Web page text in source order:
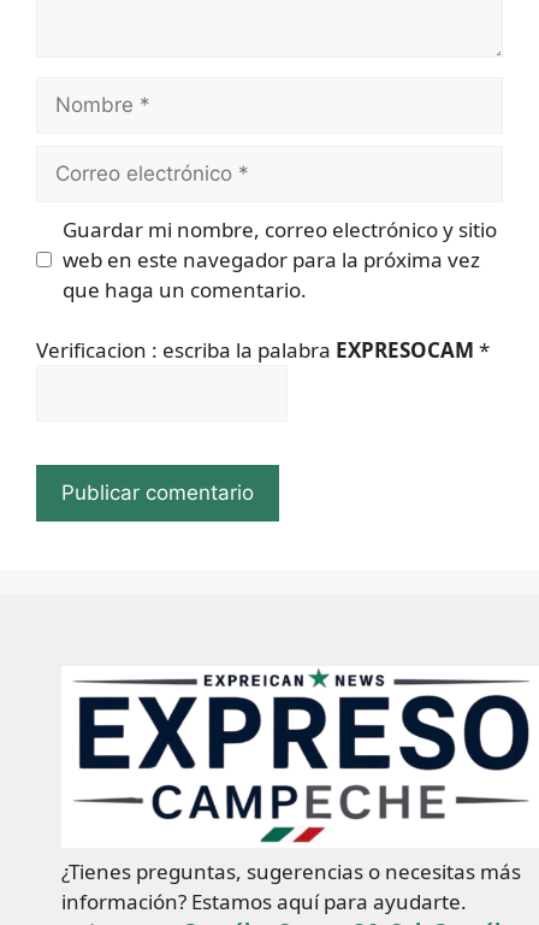
electrónico
Guardar mi nombre, correo electrónico y sitio
web en este navegador para la próxima vez
que haga un comentario.
Verificacion : escriba la palabra EXPRESOCAM *
¿Tienes preguntas, sugerencias o necesitas más
información? Estamos aquí para ayudarte.